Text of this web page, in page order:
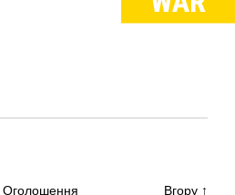
Оголошення Вгору ↑